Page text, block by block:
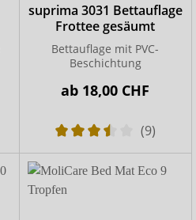
suprima 3031 Bettauflage
Frottee gesäumt
Bettauflage mit PVC-
Beschichtung
ab 18,00 CHF
(9)